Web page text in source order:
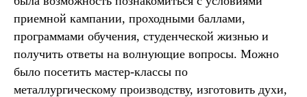
приемной кампании, проходными баллами,
программами обучения, студенческой жизнью и
получить ответы на волнующие вопросы. Можно
было посетить мастер-классы по
металлургическому производству, изготовить духи,